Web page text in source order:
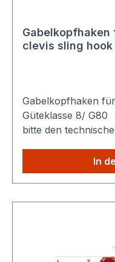
Gabelkopfhaken
clevis sling
Gabelkopfhaken
Güteklasse 8/ G80
bitte den
unserem Shop
die höheren
In